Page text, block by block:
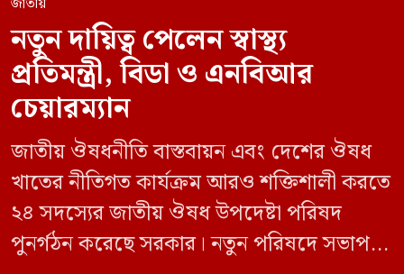
নতুন দায়িত্ব পেলেন স্বাস্থ্য
প্রতিমন্ত্রী, বিডা ও এনবিআর
চেয়ারম্যান
জাতীয় ঔষধনীতি বাস্তবায়ন এবং দেশের ঔষধ
খাতের নীতিগত কার্যক্রম আরও শক্তিশালী করতে
২৪ সদস্যের জাতীয় ঔষধ উপদেষ্টা পরিষদ
পুনর্গঠন করেছে সরকার। নতুন পরিষদে সভাপতি